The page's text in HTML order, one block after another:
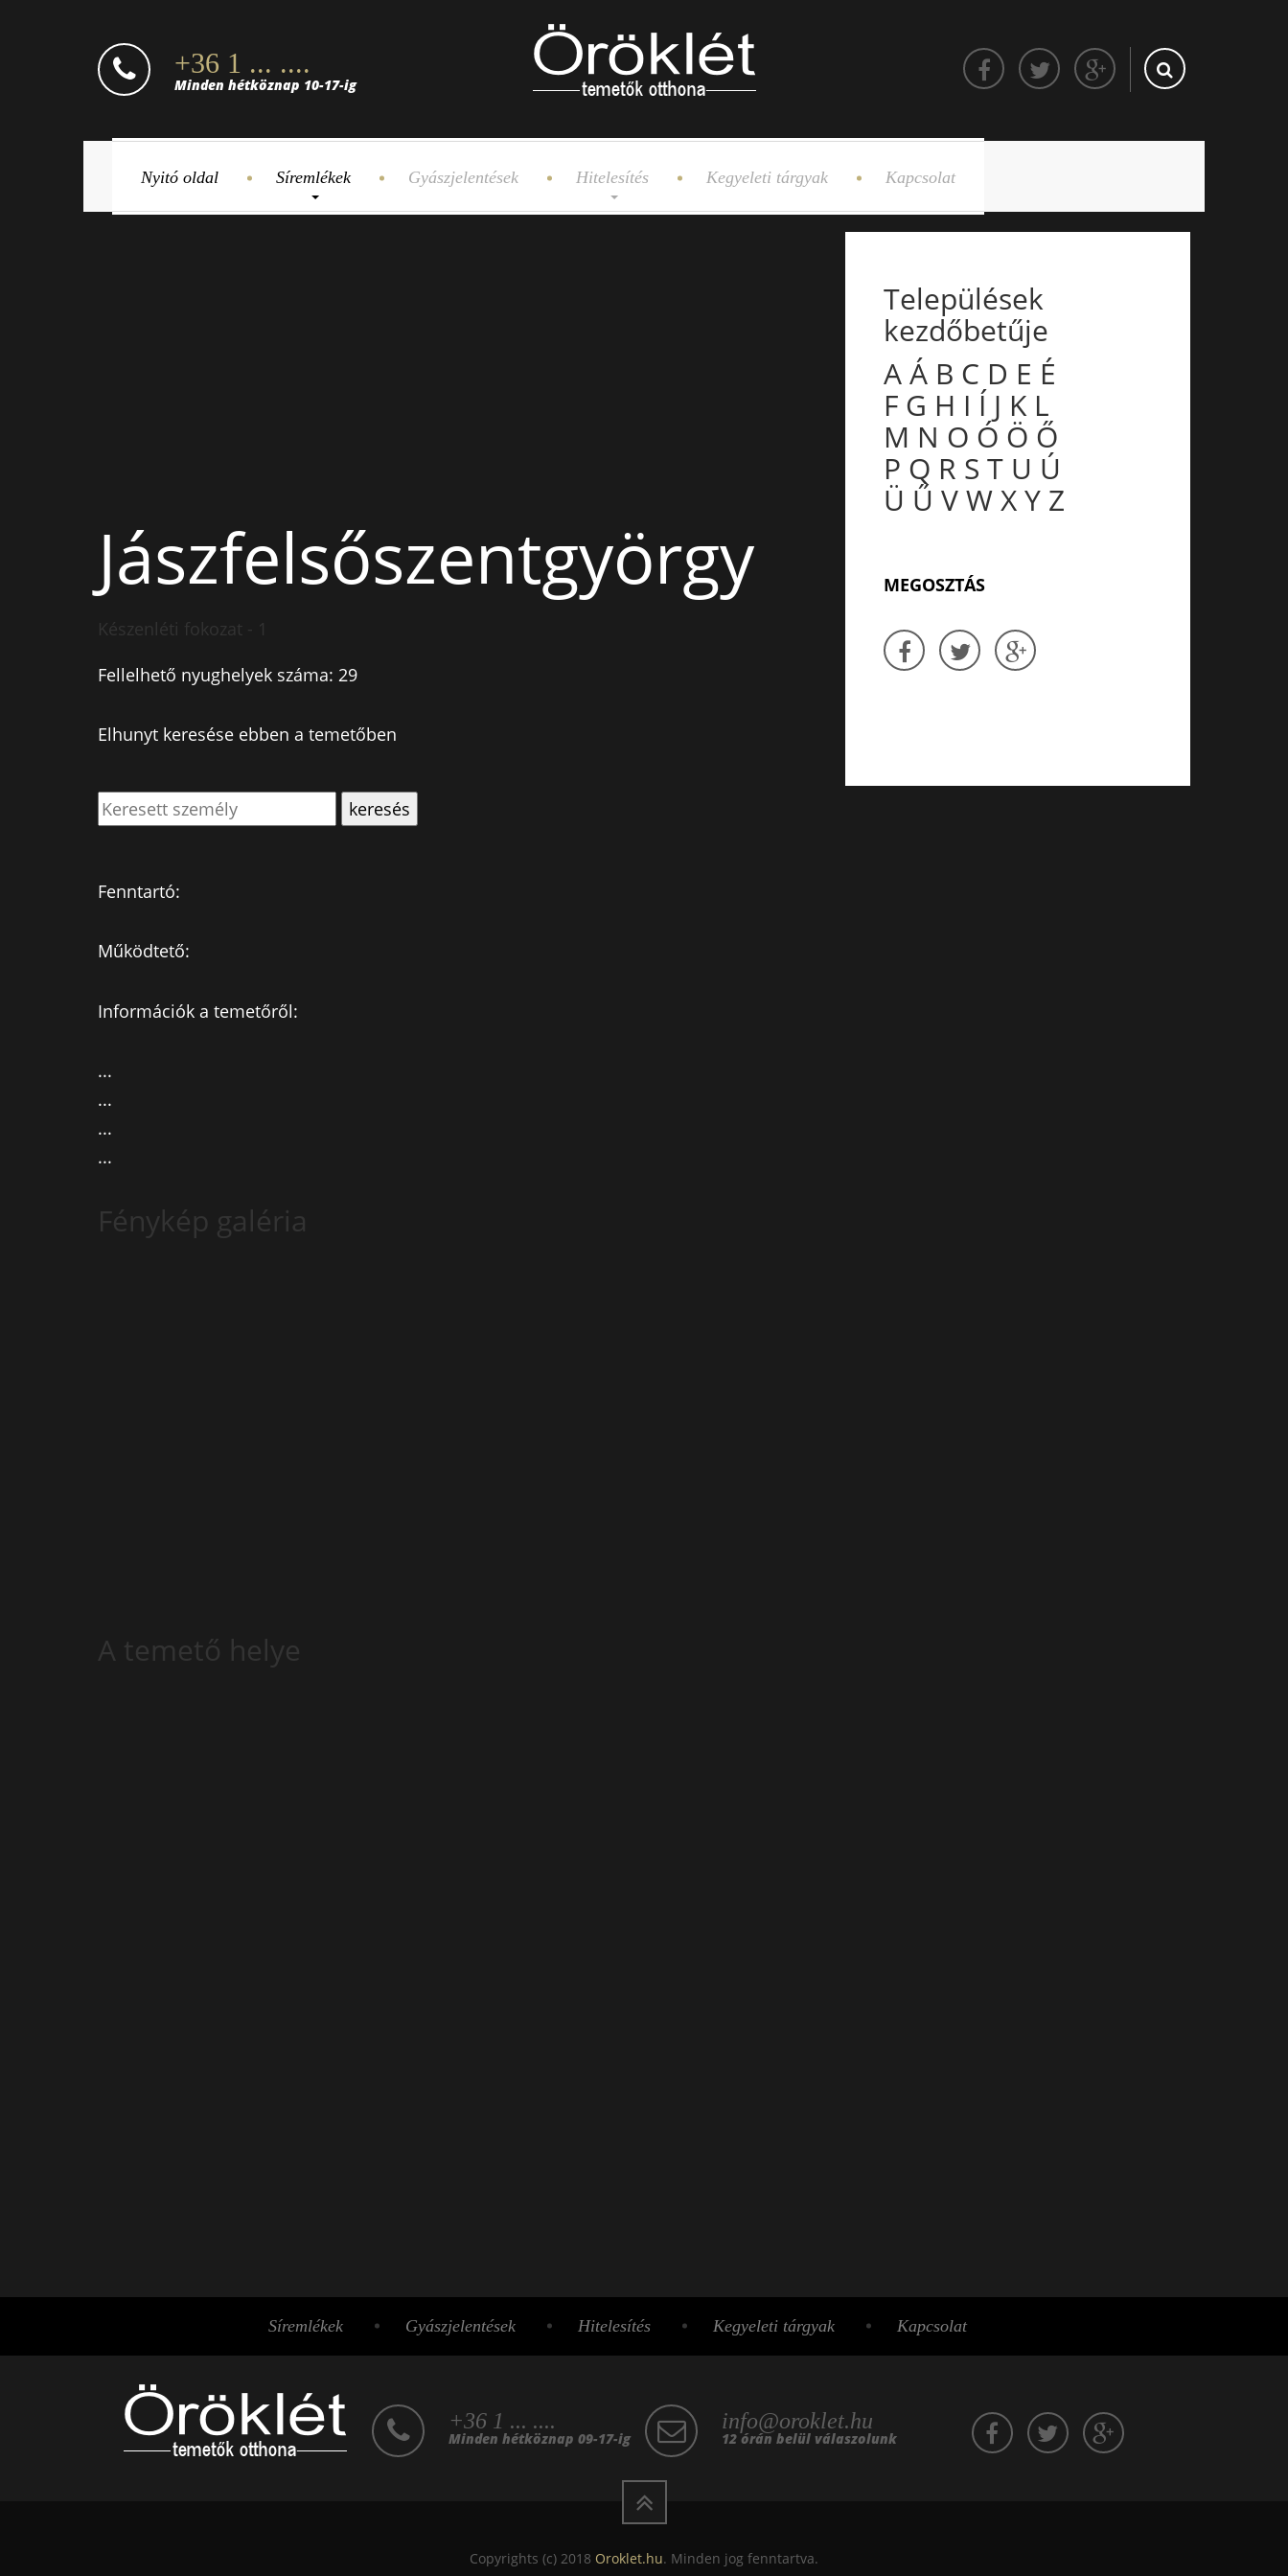
+36 1 ... ....
Minden hétköznap 10-17-ig
Nyitó oldal Síremlékek Gyászjelentések Hitelesítés Kegyeleti tárgyak Kapcsolat
Jászfelsőszentgyörgy
Készenléti fokozat - 1
Fellelhető nyughelyek száma: 29
Elhunyt keresése ebben a temetőben
Fenntartó:
Működtető:
Információk a temetőről:
...
...
...
...
Fénykép galéria
A temető helye
Települések
kezdőbetűje
AÁ B C D E É
F G H I Í J K L
M N O Ó Ö Ő
P Q R S T U Ú
Ü Ű VWXY Z
MEGOSZTÁS
Síremlékek Gyászjelentések Hitelesítés Kegyeleti tárgyak Kapcsolat
+36 1 ... ....
Minden hétköznap 09-17-ig
info@oroklet.hu
12 órán belül válaszolunk
Copyrights (c) 2018 Oroklet.hu. Minden jog fenntartva.